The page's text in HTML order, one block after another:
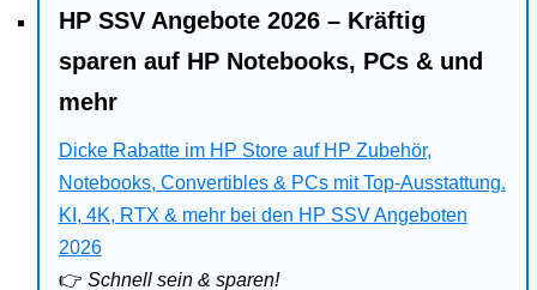
Web
Business
Angebote
Bitdefender
HP SSV Angebote 2026 – Kräftig
sparen auf HP Notebooks, PCs & und
mehr
Dicke Rabatte im HP Store auf HP Zubehör,
Notebooks, Convertibles & PCs mit Top-Ausstattung.
KI, 4K, RTX & mehr bei den HP SSV Angeboten
2026
👉 Schnell sein & sparen!